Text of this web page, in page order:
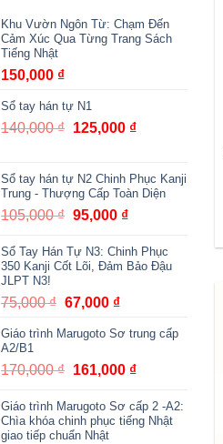
Khu Vườn Ngôn Từ: Chạm Đến
Cảm Xúc Qua Từng Trang Sách
Tiếng Nhật
150,000 ₫
Sổ tay hán tự N1
140,000₫ Giá
140,000 ₫.
125,000 ₫Giá
là:
125,000 ₫.
Sổ tay hán tự N2 Chinh Phục Kanji
Trung - Thượng Cấp Toàn Diện
105,000₫ Giá
là:
105,000 ₫.
95,000 ₫Giá
tại
là:
Sổ Tay Hán Tự N3: Chinh Phục
350 Kanji Cốt Lõi, Đảm Bảo Đậu
JLPT N3!
75,000₫ Giá
là:
67,000 ₫Giá
tại
67,000 ₫.
Giáo trình Marugoto Sơ trung cấp
A2/B1
170,000₫ Giá
là:
170,000 ₫.
161,000 ₫Giá
tại
là:
Giáo trình Marugoto Sơ cấp 2 -A2:
Chìa khóa chinh phục tiếng Nhật
giao tiếp chuẩn Nhật